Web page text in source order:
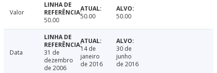
Valor
50.00
50.00 50.00
Data
31 de
dezembro
de 2006
14 de
janeiro
de 2016
30 de
junho
de 2016